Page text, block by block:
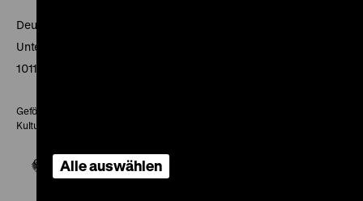
Deutsches Historisches Museum
Unter den Linden 2
10117 Berlin
Gefördert mit Mitteln des Beauftragten der Bundesregierung für
Kultur und Medien
Alle auswählen